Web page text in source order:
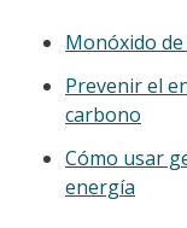
Monóxido
Prevenir el
carbono
Cómo usar
energía